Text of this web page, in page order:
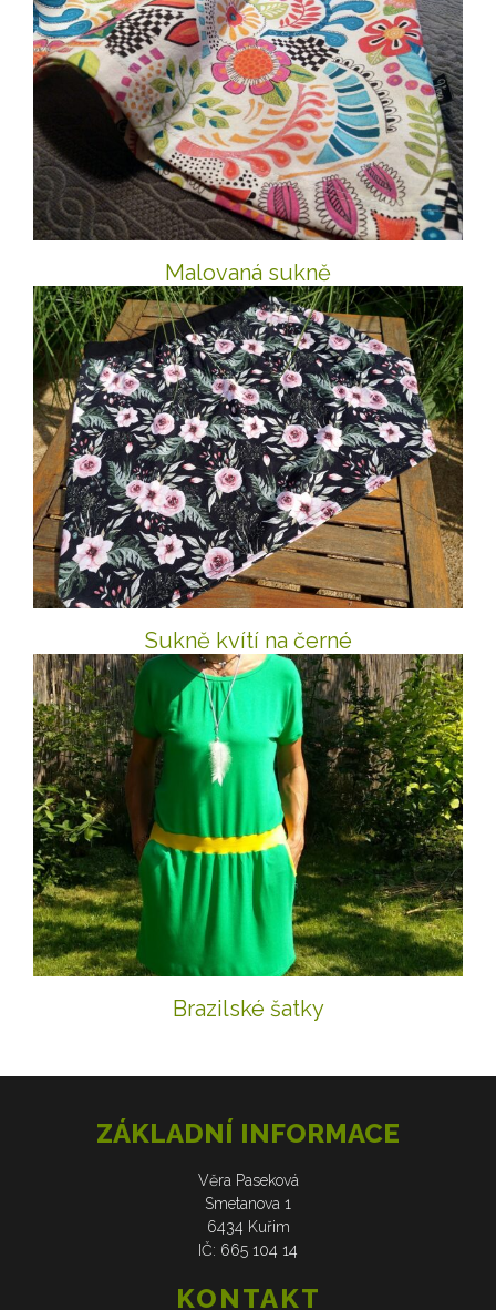
Malovaná sukně
Sukně kvítí na černé
Brazilské šatky
ZÁKLADNÍ INFORMACE
Věra Paseková
Smetanova 1
6434 Kuřim
IČ: 665 104 14
KONTAKT